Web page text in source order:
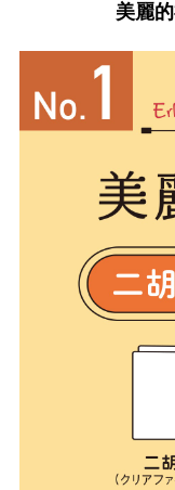
美麗